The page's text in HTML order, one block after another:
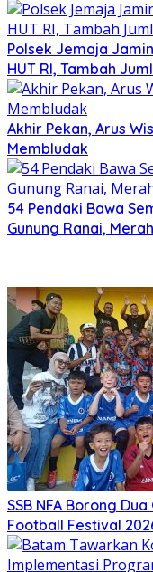
Polsek Jemaja
HUT RI, Tambah
Akhir Pekan, Arus
Membludak
54 Pendaki Bawa
Gunung Ranai,
SSB NFA Borong
Football Festival